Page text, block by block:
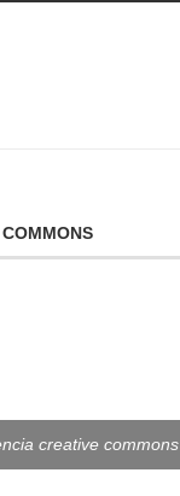
creative commons